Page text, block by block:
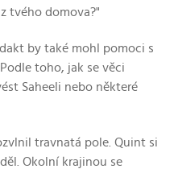
tvého domova?"
by také mohl pomoci s
toho, jak se věci
Saheeli nebo některé
travnatá pole. Quint si
Okolní krajinou se